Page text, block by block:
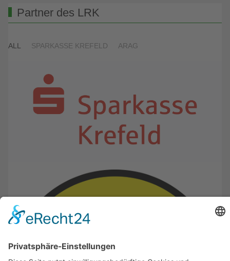
Partner des LRK
ALL SPARKASSE KREFELD ARAG